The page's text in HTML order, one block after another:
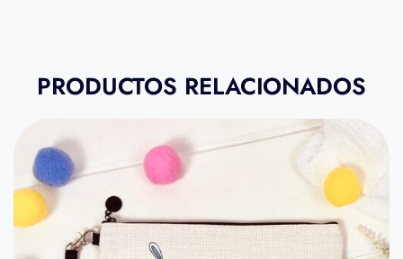
PRODUCTOS RELACIONADOS